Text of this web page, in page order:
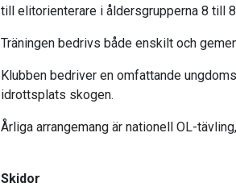
till elitorienterare i åldersgrupperna 8 till
Träningen bedrivs både enskilt och
Klubben bedriver en omfattande
idrottsplats skogen.
Årliga arrangemang är nationell OL-
Skidor